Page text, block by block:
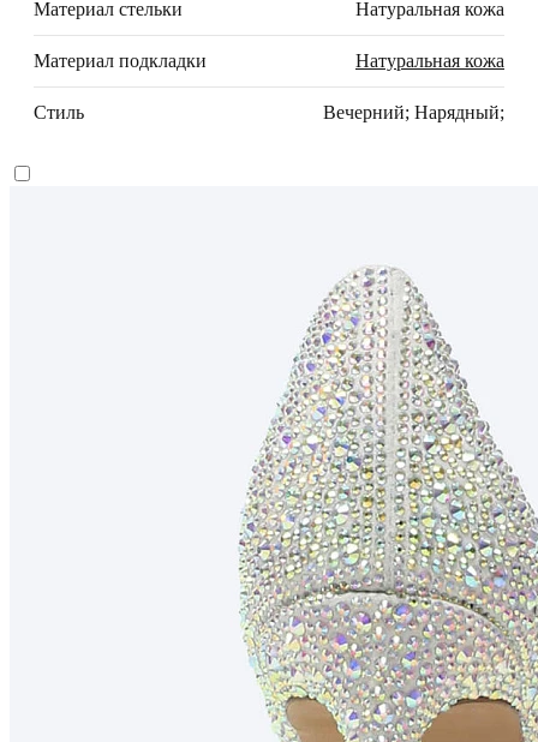
Материал стельки Натуральная кожа
Материал подкладки Натуральная кожа
Стиль Вечерний; Нарядный;